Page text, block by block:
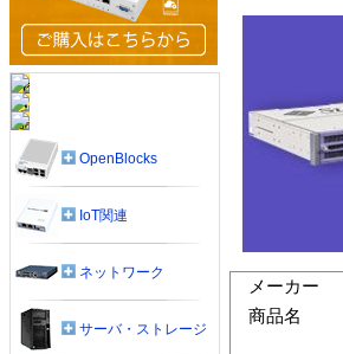
メーカー
商品名
OpenBlocks
IoT関連
ネットワーク
サーバ・ストレージ